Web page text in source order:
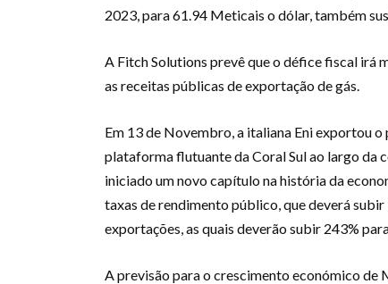
2023, para 61.94 Meticais o dólar, também
A Fitch Solutions prevê que o défice fiscal irá
as receitas públicas de exportação de gás.
Em 13 de Novembro, a italiana Eni exportou
plataforma flutuante da Coral Sul ao largo da
iniciado um novo capítulo na história da
taxas de rendimento público, que deverá
exportações, as quais deverão subir 243%
A previsão para o crescimento económico de